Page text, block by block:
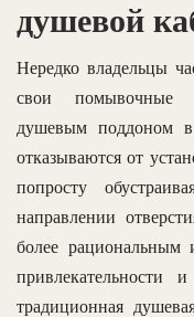
душевой
Нередко владельцы
свои помывочные
душевым поддоном
отказываются от
попросту
направлении
более
привлекательности
традиционная